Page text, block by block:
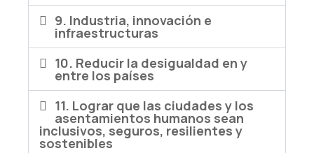
9. Industria, innovación e
infraestructuras
10. Reducir la desigualdad en y
entre los países
11. Lograr que las ciudades y los
asentamientos humanos sean
inclusivos, seguros, resilientes y
sostenibles